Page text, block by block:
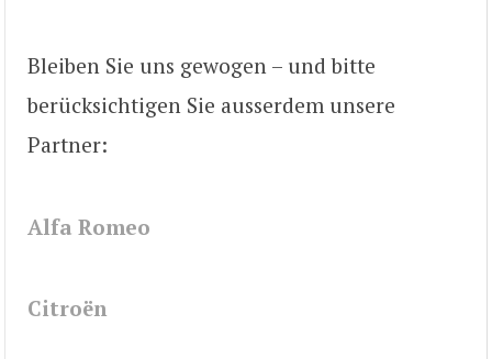
Bleiben Sie uns gewogen – und bitte
berücksichtigen Sie ausserdem unsere
Partner:
Alfa Romeo
Citroën